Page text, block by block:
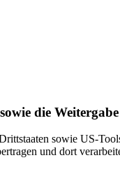
die
sowie US-
und dort